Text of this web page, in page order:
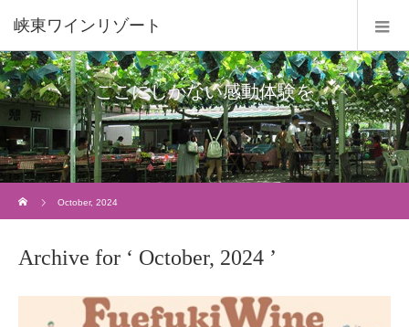
峡東ワインリゾート
ここにしかない感動体験を
October, 2024
Archive for ‘ October, 2024 ’